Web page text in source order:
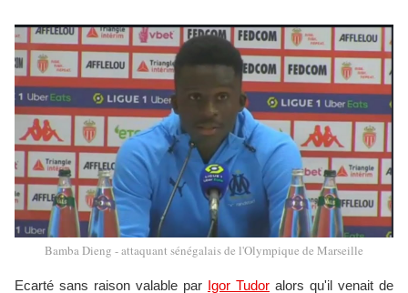
Bamba Dieng - attaquant sénégalais de l'Olympique de Marseille
Ecarté sans raison valable par Igor Tudor alors qu'il venait de